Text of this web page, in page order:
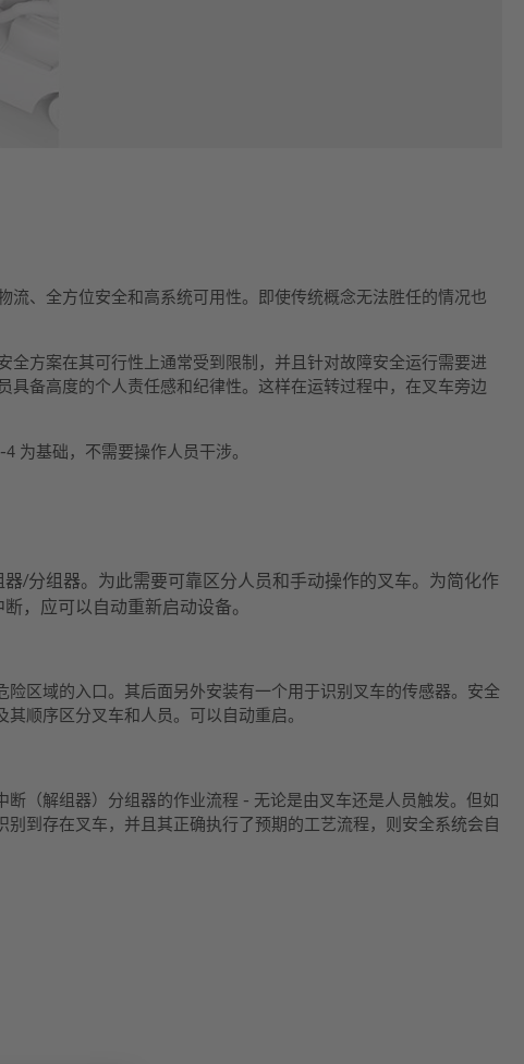
、全方位安全和高系统可用性。即使传统概念无法胜任的情况也
方案在其可行性上通常受到限制，并且针对故障安全运行需要进
备高度的个人责任感和纪律性。这样在运转过程中，在叉车旁边
为基础，不需要操作人员干涉。
/分组器。为此需要可靠区分人员和手动操作的叉车。为简化作
，应可以自动重新启动设备。
险区域的入口。其后面另外安装有一个用于识别叉车的传感器。安全
顺序区分叉车和人员。可以自动重启。
断（解组器）分组器的作业流程 - 无论是由叉车还是人员触发。但如
别到存在叉车，并且其正确执行了预期的工艺流程，则安全系统会自